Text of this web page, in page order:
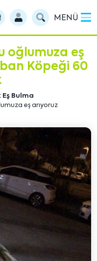
MENÜ
oğlumuza eş
Köpeği 60
Eş Bulma
eş arıyoruz